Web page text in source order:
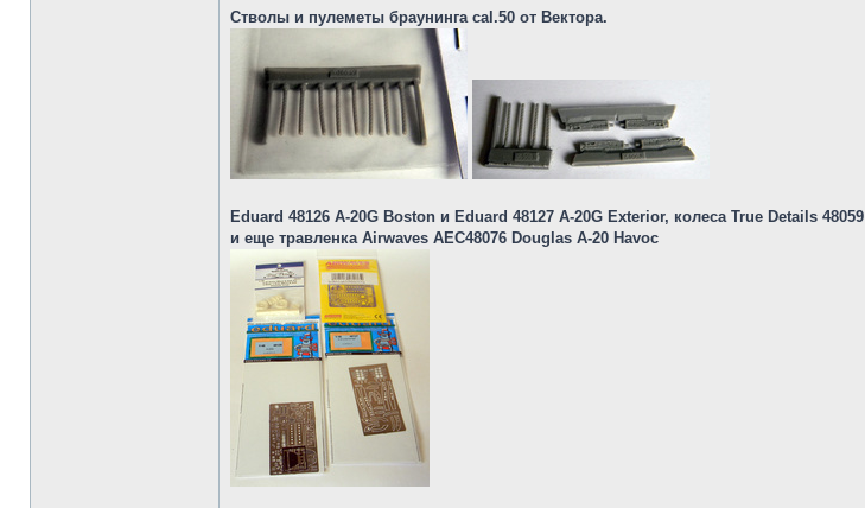
Стволы и пулеметы браунинга cal.50 от Вектора.
Eduard 48126 A-20G Boston и Eduard 48127 A-20G Exterior, колеса True Details 48059
и еще травленка Airwaves AEC48076 Douglas A-20 Havoc